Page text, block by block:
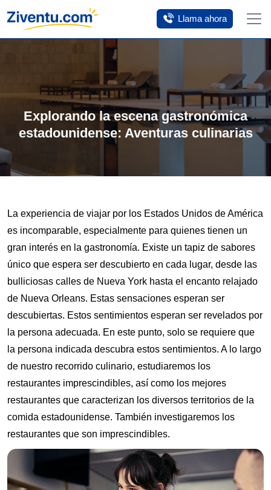
Ofertas de hotel los viernes. Reserva hoy,
ahorra mañana.
Haz clic aquí.
Llama ahora
Explorando la escena gastronómica
estadounidense: Aventuras culinarias
La experiencia de viajar por los Estados Unidos de América
es incomparable, especialmente para quienes tienen un
gran interés en la gastronomía. Existe un tapiz de sabores
único que espera ser descubierto en cada lugar, desde las
bulliciosas calles de Nueva York hasta el encanto relajado
de Nueva Orleans. Estas sensaciones esperan ser
descubiertas. Estos sentimientos esperan ser revelados por
la persona adecuada. En este punto, solo se requiere que
la persona indicada descubra estos sentimientos. A lo largo
de nuestro recorrido culinario, estudiaremos los
restaurantes imprescindibles, así como los mejores
restaurantes que caracterizan los diversos territorios de la
comida estadounidense. También investigaremos los
restaurantes que son imprescindibles.